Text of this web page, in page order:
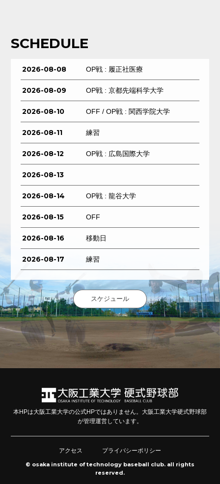
SCHEDULE
2026-08-08 OP戦 : 履正社医療
2026-08-09 OP戦 : 京都先端科学大学
2026-08-10 OFF / OP戦 : 関西学院大学
2026-08-11 練習
2026-08-12 OP戦 : 広島国際大学
2026-08-13
2026-08-14 OP戦 : 龍谷大学
2026-08-15 OFF
2026-08-16 移動日
2026-08-17 練習
スケジュール
本HPは大阪工業大学の公式HPではありません。大阪工業大学硬式野球部
が管理運営しています。
アクセス
プライバシーポリシー
© osaka institute of technology baseball club. all rights
reserved.